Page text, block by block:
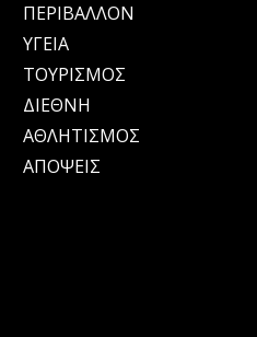
ΠΕΡΙΒΑΛΛΟΝ
ΥΓΕΙΑ
ΤΟΥΡΙΣΜΟΣ
ΔΙΕΘΝΗ
ΑΘΛΗΤΙΣΜΟΣ
ΑΠΟΨΕΙΣ